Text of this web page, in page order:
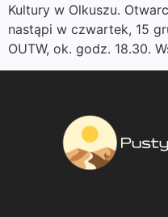
Kultury w Olkuszu.
nastąpi w czwartek, 15
OUTW, ok. godz. 18.30.